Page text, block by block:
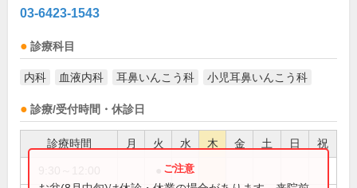
03-6423-1543
診療科目
内科 血液内科 耳鼻いんこう科 小児耳鼻いんこう科
診療/受付時間・休診日
診療時間 月 火 水 木 金 土 日 祝